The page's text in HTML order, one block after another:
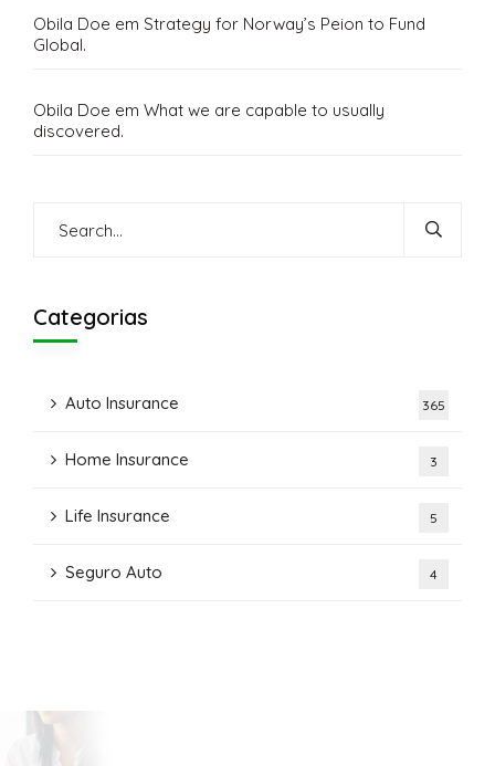
Obila Doe em Strategy for Norway’s Peion to Fund
Global.
Obila Doe em What we are capable to usually
discovered.
Categorias
Auto Insurance 365
Home Insurance 3
Life Insurance 5
Seguro Auto 4